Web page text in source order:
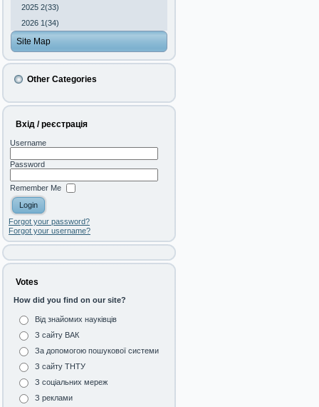
2025 2(33)
2026 1(34)
Site Map
Other Categories
Вхід / реєстрація
Username
Password
Remember Me
Forgot your password?
Forgot your username?
Votes
How did you find on our site?
Від знайомих науківців
З сайту ВАК
За допомогою пошукової системи
З сайту ТНТУ
З соціальних мереж
З реклами